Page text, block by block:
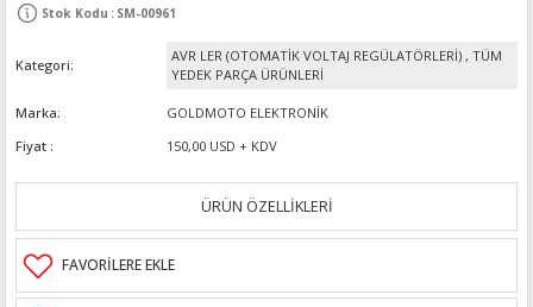
Stok Kodu : SM-00961
Kategori
AVR LER (OTOMATİK VOLTAJ REGÜLATÖRLERİ) , TÜM
YEDEK PARÇA ÜRÜNLERİ
Marka
GOLDMOTO ELEKTRONİK
Fiyat
150,00 USD + KDV
ÜRÜN ÖZELLİKLERİ